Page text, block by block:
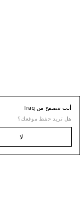
أنت تتصفح من Iraq
هل تريد حفظ موقعك؟
لا